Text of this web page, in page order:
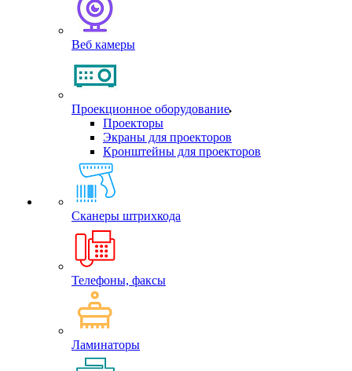
Веб камеры
Проекционное оборудование
Проекторы
Экраны для проекторов
Кронштейны для проекторов
Сканеры штрихкода
Телефоны, факсы
Ламинаторы